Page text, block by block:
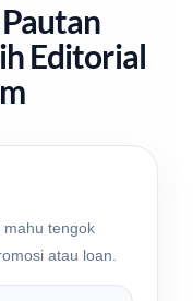
Editorial
mahu tengok
atau loan.